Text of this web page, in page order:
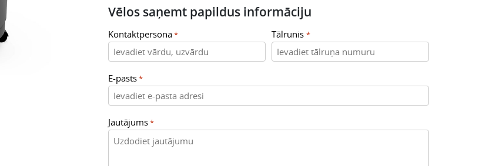
Vēlos saņemt papildus informāciju
Kontaktpersona* Tālrunis *
E-pasts*
Jautājums*